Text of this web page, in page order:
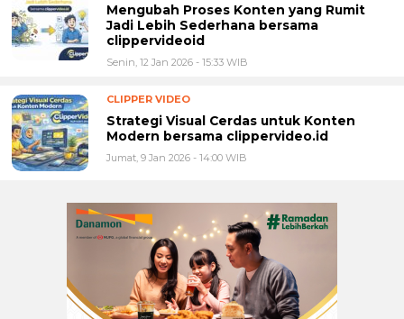
Mengubah Proses Konten yang Rumit
Jadi Lebih Sederhana bersama
clippervideoid
Senin, 12 Jan 2026 - 15:33 WIB
CLIPPER VIDEO
Strategi Visual Cerdas untuk Konten
Modern bersama clippervideo.id
Jumat, 9 Jan 2026 - 14:00 WIB